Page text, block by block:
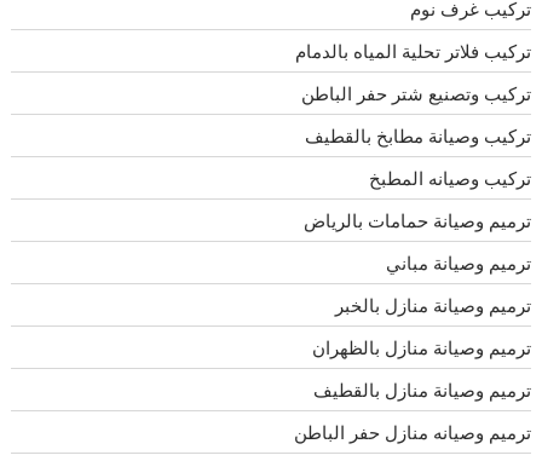
تركيب غرف نوم
تركيب فلاتر تحلية المياه بالدمام
تركيب وتصنيع شتر حفر الباطن
تركيب وصيانة مطابخ بالقطيف
تركيب وصيانه المطبخ
ترميم وصيانة حمامات بالرياض
ترميم وصيانة مباني
ترميم وصيانة منازل بالخبر
ترميم وصيانة منازل بالظهران
ترميم وصيانة منازل بالقطيف
ترميم وصيانه منازل حفر الباطن